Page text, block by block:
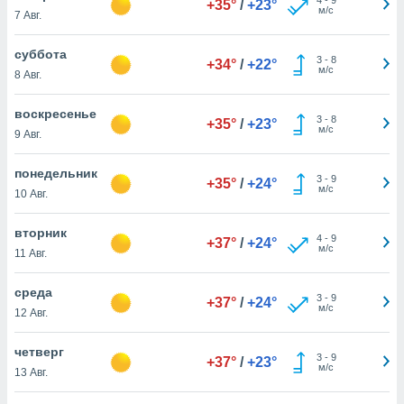
действия
рекламу
нашей
cookie
cookie
в
нашего
7 Авг.
+35° / +23°
м/с
суббота
8 Авг.
+34° / +22° 3- 8
м/с
воскресенье
9 Авг.
+35° / +23° 3- 8
м/с
понедельник
10 Авг.
+35° / +24° 3- 9
м/с
вторник
11 Авг.
+37° / +24° 4- 9
м/с
среда
12 Авг.
+37° / +24° 3- 9
м/с
четверг
13 Авг.
+37° / +23° 3- 9
м/с